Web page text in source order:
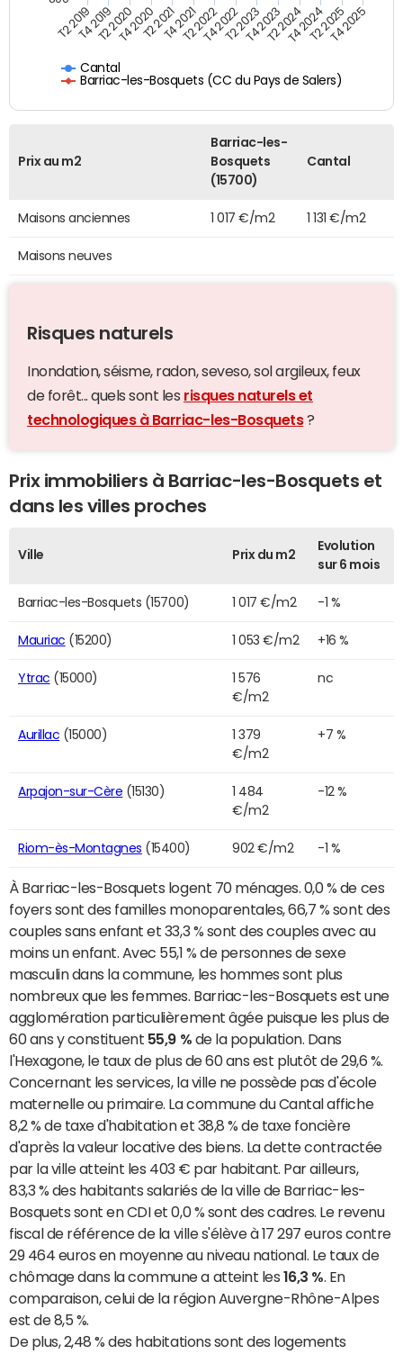
Cantal
Barriac-les-Bosquets (CC du Pays de Salers)
T2 2019T4 2019T2 2020T4 2020T2 2021T4 2021T2 2022T4 2022T2 2023T4 2023T2 2024T4 2024T2 2025T4 2025
Prix au m2
Barriac-les-
Bosquets
(15700)
Cantal
Maisons anciennes 1 017 €/m2 1 131 €/m2
Maisons neuves
Risques naturels
Inondation, séisme, radon, seveso, sol argileux, feux
de forêt... quels sont les risques naturels et
technologiques à Barriac-les-Bosquets?
Prix immobiliers à Barriac-les-Bosquets et
dans les villes proches
Ville Prix du m2
Evolution
sur 6 mois
Barriac-les-Bosquets (15700) 1 017 €/m2 -1 %
Mauriac (15200) 1 053 €/m2 +16 %
Ytrac (15000)
1 576
€/m2
nc
Aurillac (15000)
1 379
€/m2
+7 %
Arpajon-sur-Cère (15130)
1 484
€/m2
-12 %
Riom-ès-Montagnes (15400) 902 €/m2 -1 %
À Barriac-les-Bosquets logent 70 ménages. 0,0 % de ces
foyers sont des familles monoparentales, 66,7 % sont des
couples sans enfant et 33,3 % sont des couples avec au
moins un enfant. Avec 55,1 % de personnes de sexe
masculin dans la commune, les hommes sont plus
nombreux que les femmes. Barriac-les-Bosquets est une
agglomération particulièrement âgée puisque les plus de
60 ans y constituent 55,9 % de la population. Dans
l'Hexagone, le taux de plus de 60 ans est plutôt de 29,6 %.
Concernant les services, la ville ne possède pas d'école
maternelle ou primaire. La commune du Cantal affiche
8,2 % de taxe d'habitation et 38,8 % de taxe foncière
d'après la valeur locative des biens. La dette contractée
par la ville atteint les 403 € par habitant. Par ailleurs,
83,3 % des habitants salariés de la ville de Barriac-les-
Bosquets sont en CDI et 0,0 % sont des cadres. Le revenu
fiscal de référence de la ville s'élève à 17 297 euros contre
29 464 euros en moyenne au niveau national. Le taux de
chômage dans la commune a atteint les 16,3 % . En
comparaison, celui de la région Auvergne-Rhône-Alpes
est de 8,5 %.
De plus, 2,48 % des habitations sont des logements